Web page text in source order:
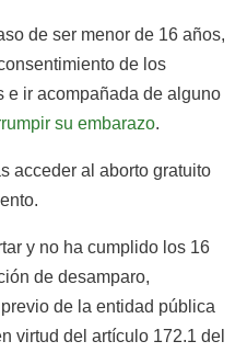
de ser menor de 16 años,
de los
e ir acompañada de alguno
su embarazo.
acceder al aborto gratuito
y no ha cumplido los 16
de desamparo,
de la entidad pública
virtud del artículo 172.1 del